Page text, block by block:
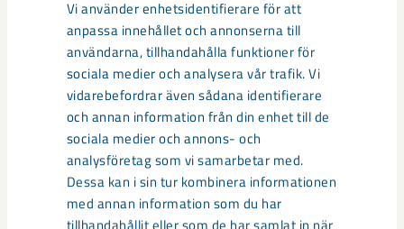
Vi använder enhetsidentifierare för att
anpassa innehållet och annonserna till
användarna, tillhandahålla funktioner för
sociala medier och analysera vår trafik. Vi
vidarebefordrar även sådana identifierare
och annan information från din enhet till de
sociala medier och annons- och
analysföretag som vi samarbetar med.
Dessa kan i sin tur kombinera informationen
med annan information som du har
på varför påverkan blivit oväntat stor.
Mediekontakt: Anders Lindberg, presschef på LKAB, tel
0980-78355